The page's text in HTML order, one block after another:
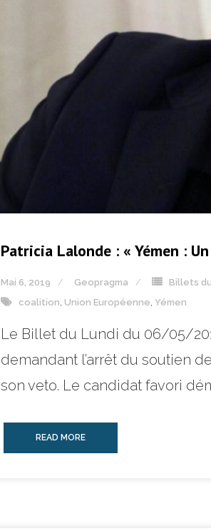
Patricia Lalonde : « Yémen :
Mai 6, 2019 Geopragma Billets
coalition, Union Européenne, Yémen
Le Billet du Lundi du 06/05/
demandant l’arrêt du soutien
son veto. Le candidat favori
READ MORE